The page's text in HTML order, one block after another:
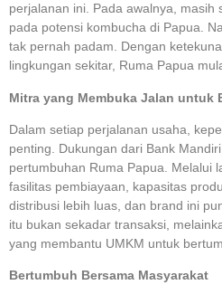
perjalanan ini. Pada awalnya, masih
pada potensi kombucha di Papua.
tak pernah padam. Dengan
lingkungan sekitar, Ruma Papua
Mitra yang Membuka Jalan untuk
Dalam setiap perjalanan usaha,
penting. Dukungan dari Bank
pertumbuhan Ruma Papua. Melalui
fasilitas pembiayaan, kapasitas
distribusi lebih luas, dan brand ini
itu bukan sekadar transaksi,
yang membantu UMKM untuk
Bertumbuh Bersama Masyarakat